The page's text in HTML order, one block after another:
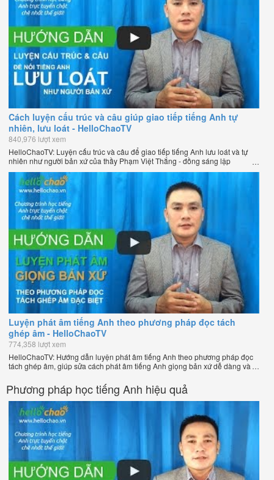
Cách luyện cấu trúc và câu giúp giao tiếp tiếng Anh tự
nhiên, lưu loát - HelloChaoTV
840,976 lượt xem
HelloChaoTV: Luyện cấu trúc và câu để giao tiếp tiếng Anh lưu loát và tự
nhiên như người bản xứ của thầy Phạm Việt Thắng - đồng sáng lập
HelloChao.vn - Trang web học tiếng Anh trực tuyến chặt chẽ nhất thế giới.
Luyện phát âm tiếng Anh theo phương pháp đọc tách
ghép âm - HelloChaoTV
774,358 lượt xem
HelloChaoTV: Hướng dẫn luyện phát âm tiếng Anh theo phương pháp đọc
tách ghép âm, giúp sửa cách phát âm tiếng Anh giọng bản xứ dễ dàng và
Chương trình dạy tiếng Anh trực tuyến chặt chẽ nhất thế giới!
Phương pháp học tiếng Anh hiệu quả